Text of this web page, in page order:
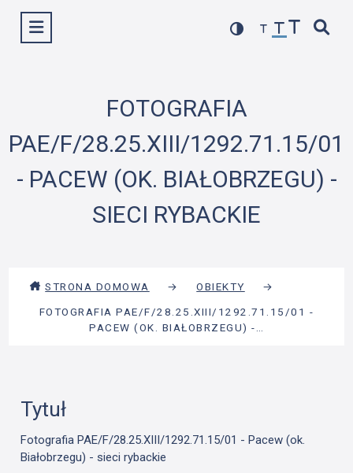
Wyświetl menu
FOTOGRAFIA
PAE/F/28.25.XIII/1292.71.15/01
- PACEW (OK. BIAŁOBRZEGU) -
SIECI RYBACKIE
STRONA DOMOWA → OBIEKTY
→
FOTOGRAFIA PAE/F/28.25.XIII/1292.71.15/01 -
PACEW (OK. BIAŁOBRZEGU) -…
Tytuł
Fotografia PAE/F/28.25.XIII/1292.71.15/01 - Pacew (ok.
Białobrzegu) - sieci rybackie